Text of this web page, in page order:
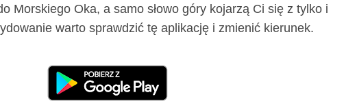
Morskiego Oka, a samo słowo góry kojarzą Ci się z tylko i
warto sprawdzić tę aplikację i zmienić kierunek.